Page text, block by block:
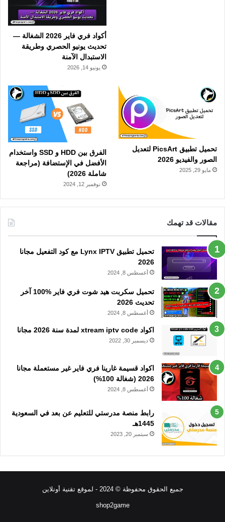
أكواد فري فاير 2026 الشغالة —
تحديث يونيو الحصري وطريقة
الاستبدال الآمنة
يونيو 14, 2026
تحميل تطبيق PicsArt لتعديل
الصور والفيديو 2026
مايو 29, 2025
الفرق بين HDD و SSD واستخدام
الأفضل في الإستضافة (مراجعة
شاملة 2026)
نوفمبر 12, 2024
مقالات قد تهمك
تحميل تطبيق Lynx IPTV مع كود التفعيل مجانا
2026
أغسطس 8, 2024
تحميل سكربت هيد شوت فري فاير %100 آخر
تحديث 2026
أغسطس 8, 2024
اكواد xtream iptv code لمدة سنة 2026 مجانا
ديسمبر 30, 2022
اكواد قسيمة غارينا فري فاير غير مستعملة مجانا
2026 (شغالة 100%)
أغسطس 8, 2024
رابط منصة مدرستي للتعليم عن بعد في السعودية
1445هـ
سبتمبر 20, 2023
جميع الحقوق محفوظة © 2024 - لموقع تقنية أونلاين
shop2game